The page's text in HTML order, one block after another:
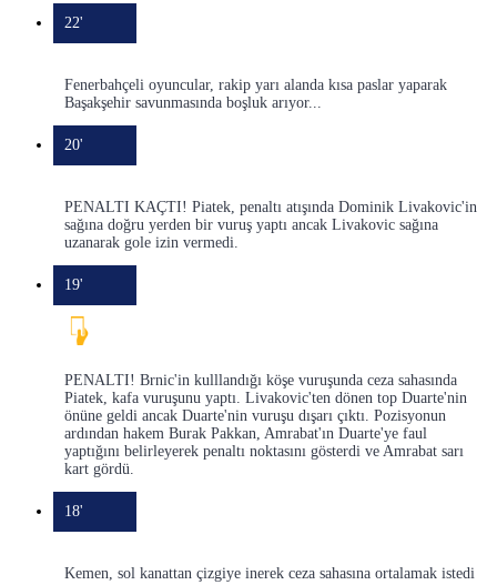
22'
Fenerbahçeli oyuncular, rakip yarı alanda kısa paslar yaparak
Başakşehir savunmasında boşluk arıyor...
20'
PENALTI KAÇTI! Piatek, penaltı atışında Dominik Livakovic'in
sağına doğru yerden bir vuruş yaptı ancak Livakovic sağına
uzanarak gole izin vermedi.
19'
PENALTI! Brnic'in kulllandığı köşe vuruşunda ceza sahasında
Piatek, kafa vuruşunu yaptı. Livakovic'ten dönen top Duarte'nin
önüne geldi ancak Duarte'nin vuruşu dışarı çıktı. Pozisyonun
ardından hakem Burak Pakkan, Amrabat'ın Duarte'ye faul
yaptığını belirleyerek penaltı noktasını gösterdi ve Amrabat sarı
kart gördü.
18'
Kemen, sol kanattan çizgiye inerek ceza sahasına ortalamak istedi